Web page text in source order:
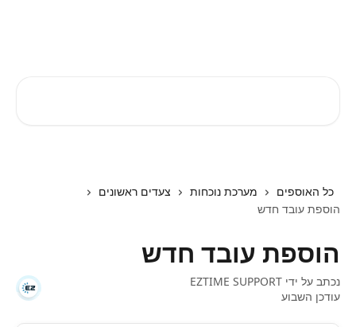
כל האוספים מערכת נוכחות
צעדים ראשונים
הוספת עובד חדש
הוספת עובד חדש
נכתב על ידי EZTIME SUPPORT
עודכן השבוע